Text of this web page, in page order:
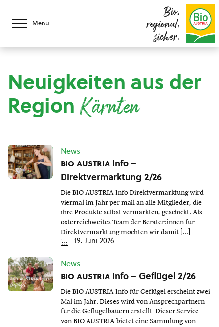
Menü
Bio,
regional,
sicher.
Neuigkeiten aus der
Region Kärnten
News
bio austria Info –
Direktvermarktung 2/26
Die BIO AUSTRIA Info Direktvermarktung wird
viermal im Jahr per mail an alle Mitglieder, die
ihre Produkte selbst vermarkten, geschickt. Als
österreichweites Team der Berater:innen für
Direktvermarktung möchten wir damit […]
19. Juni 2026
News
bio austria Info – Geflügel 2/26
Die BIO AUSTRIA Info für Geflügel erscheint zwei
Mal im Jahr. Dieses wird von Ansprechpartnern
für die Geflügelbauern erstellt. Dieser Service
von BIO AUSTRIA bietet eine Sammlung von